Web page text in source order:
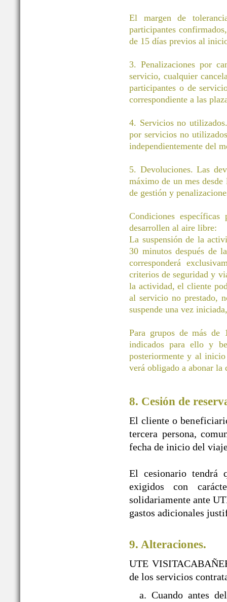
El margen de
participantes
de 15 días previos al
3. Penalizaciones por
servicio, cualquier
participantes o de
correspondiente a las
4. Servicios no
por servicios no
independientemente del
5. Devoluciones. Las
máximo de un mes
de gestión y
Condiciones
desarrollen al aire libre:
La suspensión de la
30 minutos después de
corresponderá
criterios de seguridad y
la actividad, el cliente
al servicio no prestado,
suspende una vez
Para grupos de más de
indicados para ello y
posteriormente y al
verá obligado a abonar
8. Cesión de
El cliente o
tercera persona,
fecha de inicio del
El cesionario tendrá
exigidos con
solidariamente ante
gastos adicionales
9. Alteraciones.
UTE
de los servicios
a. Cuando antes